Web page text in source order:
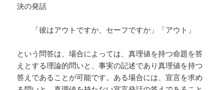
決の発話
「彼はアウトですか、セーフですか」「アウト」
という問答は、場合によっては、真理値を持つ命題を答
えとする理論的問いと、事実の記述であり真理値を持つ
答えであることが可能です。ある場合には、宣言を求め